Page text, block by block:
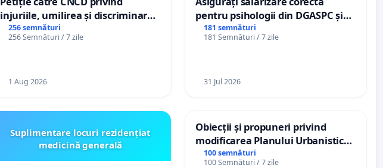
injuriile, umilirea și discriminarea
persoanelor cu dizabilități de
către utilizatorul TikTok „Gorici”
256 semnături
256 Semnături / 7 zile
1 Aug 2026
pentru psihologii din DGASPC și
spitale
181 semnături
181 Semnături / 7 zile
31 Jul 2026
Suplimentare locuri rezidențiat
medicină generală
Obiecții și propuneri privind
modificarea Planului Urbanistic
General al orașului Ialoveni
100 semnături
100 Semnături / 7 zile